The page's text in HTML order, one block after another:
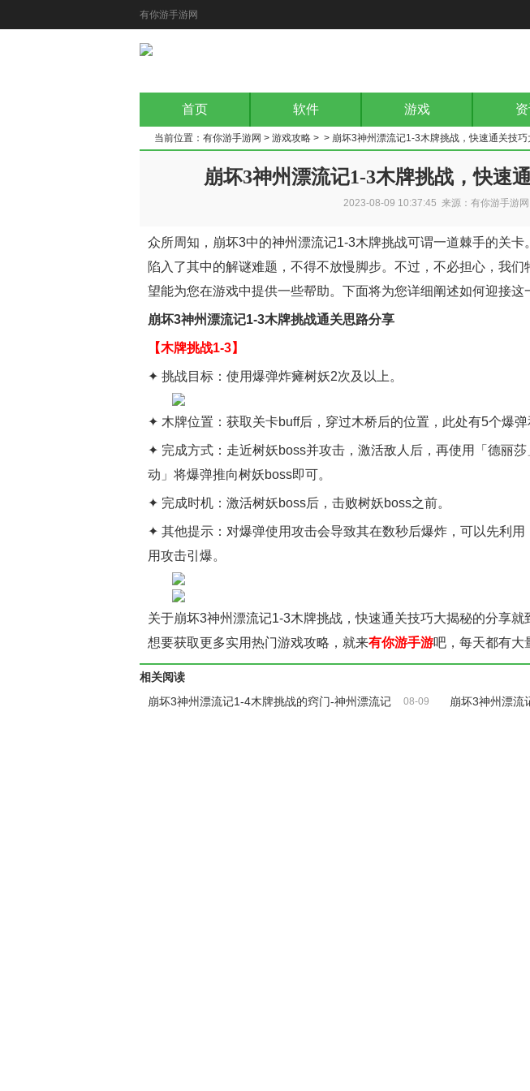
有你游手游网
首页 软件 游戏
当前位置： 有你游手游网 > 游戏攻略 > > 崩坏3神州漂流记1-3木牌挑战，快速通关技巧
崩坏3神州漂流记1-3木牌挑战，快速
2023-08-09 10:37:45 来源：有你游手游网
众所周知，崩坏3中的神州漂流记1-3木牌挑战可谓一道棘手的关
陷入了其中的解谜难题，不得不放慢脚步。不过，不必担心，我
望能为您在游戏中提供一些帮助。下面将为您详细阐述如何迎接这
崩坏3神州漂流记1-3木牌挑战通关思路分享
【木牌挑战1-3】
✦ 挑战目标：使用爆弹炸瘫树妖2次及以上。
✦ 木牌位置：获取关卡buff后，穿过木桥后的位置，此处有5个爆弹
✦ 完成方式：走近树妖boss并攻击，激活敌人后，再使用「德丽
动」将爆弹推向树妖boss即可。
✦ 完成时机：激活树妖boss后，击败树妖boss之前。
✦ 其他提示：对爆弹使用攻击会导致其在数秒后爆炸，可以先利
用攻击引爆。
关于崩坏3神州漂流记1-3木牌挑战，快速通关技巧大揭秘的分享就
想要获取更多实用热门游戏攻略，就来有你游手游吧，每天都有大
相关阅读
08-09
崩坏3神州漂流记1-4木牌挑战的窍门-神州漂流记
崩坏3神州漂流